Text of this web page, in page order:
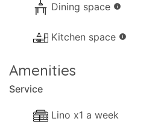
Dining space info
Kitchen space info
Amenities
Service
Lino x1 a week